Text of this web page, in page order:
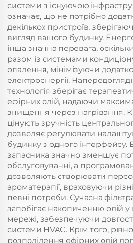
системи з існуючою
означає, що не потрібно
декількох пристроїв,
вигляд вашого будинку.
інша значна перевага,
разом із системами
опалення, мінімізуючи
електроенергії.
технологія зберігає
ефірних олій, надаючи
знищення через нагрівання.
цінують зручність
дозволяє регулювати
будинку з одного інтерфейсу.
запасника значно зменшує
обслуговуванні, а
дозволяють створювати
ароматерапії, враховуючи
певні потреби. Сучасна
запобігає накопиченню олій у
мережі, забезпечуючи
системи HVAC. Крім того,
розподілення ефірних олій